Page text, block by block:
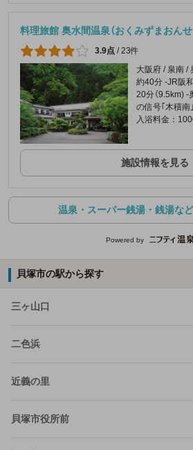
料理旅館 奥水間温泉（おくみずまおんせ
3.9点 / 23件
大阪府 / 泉南 /
約40分 -JR阪
20分（9.5km)
の信号｢木積南
入浴料金：
施設情報を見る
温泉・スーパー銭湯・銭湯な
Powered by
貝塚市の駅から探す
三ヶ山口
二色浜
近義の里
貝塚市役所前